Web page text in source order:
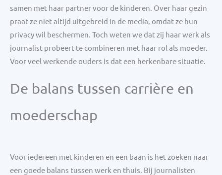
samen met haar partner voor de kinderen. Over haar gezin
praat ze niet altijd uitgebreid in de media, omdat ze hun
privacy wil beschermen. Toch weten we dat zij haar werk als
journalist probeert te combineren met haar rol als moeder.
Voor veel werkende ouders is dat een herkenbare situatie.
De balans tussen carrière en
moederschap
Voor iedereen met kinderen en een baan is het zoeken naar
een goede balans tussen werk en thuis. Bij journalisten